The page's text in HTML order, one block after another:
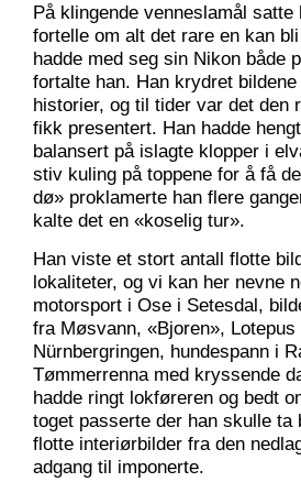
På klingende venneslamål
fortelle om alt det rare en kan
hadde med seg sin Nikon både
fortalte han. Han krydret
historier, og til tider var det den
fikk presentert. Han hadde
balansert på islagte klopper i
stiv kuling på toppene for å få
dø» proklamerte han flere
kalte det en «koselig tur».
Han viste et stort antall flotte
lokaliteter, og vi kan her nevne
motorsport i Ose i Setesdal,
fra Møsvann, «Bjoren»,
Nürnbergringen, hundespann i
Tømmerrenna med kryssende
hadde ringt lokføreren og bedt
toget passerte der han skulle
flotte interiørbilder fra den
adgang til imponerte.